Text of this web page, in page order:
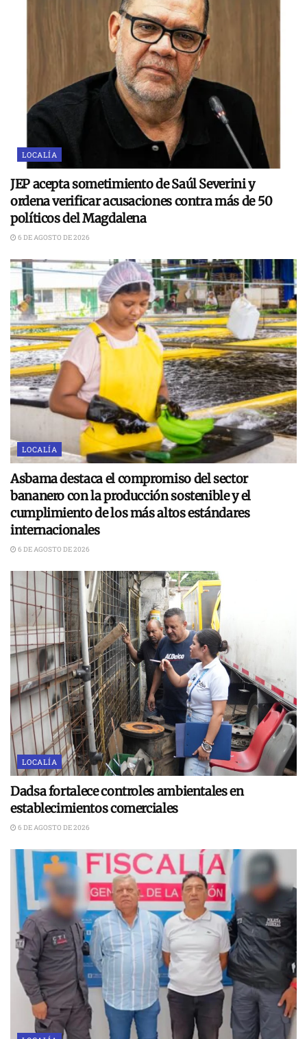
LOCALÍA
JEP acepta sometimiento de Saúl Severini y
ordena verificar acusaciones contra más de 50
políticos del Magdalena
6 DE AGOSTO DE 2026
LOCALÍA
Asbama destaca el compromiso del sector
bananero con la producción sostenible y el
cumplimiento de los más altos estándares
internacionales
6 DE AGOSTO DE 2026
LOCALÍA
Dadsa fortalece controles ambientales en
establecimientos comerciales
6 DE AGOSTO DE 2026